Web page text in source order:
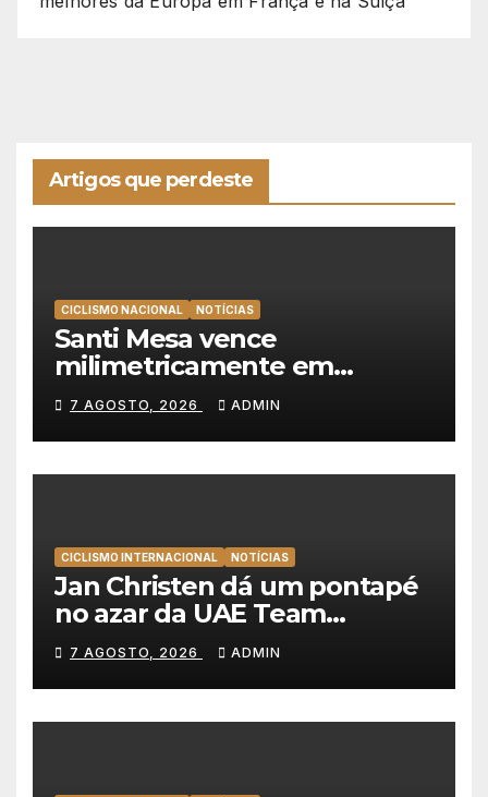
Artigos que perdeste
CICLISMO NACIONAL NOTÍCIAS
Santi Mesa vence
milimetricamente em
Albufeira, Rui Oliveira
mantém a amarela da Volta a
Portugal
7 AGOSTO, 2026 ADMIN
CICLISMO INTERNACIONAL NOTÍCIAS
Jan Christen dá um pontapé
no azar da UAE Team
Emirates e vence na Volta a
Polónia
7 AGOSTO, 2026 ADMIN